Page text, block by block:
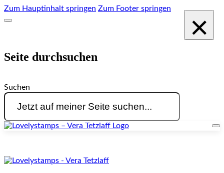
Zum Hauptinhalt springen Zum Footer springen
Seite durchsuchen
Suchen
×